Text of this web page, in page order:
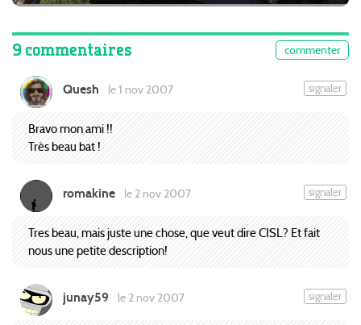
9 commentaires commenter
Quesh le 1 nov 2007 signaler
Bravo mon ami !!
Très beau bat !
romakine le 2 nov 2007 signaler
Tres beau, mais juste une chose, que veut dire CISL? Et fait
nous une petite description!
junay59 le 2 nov 2007 signaler